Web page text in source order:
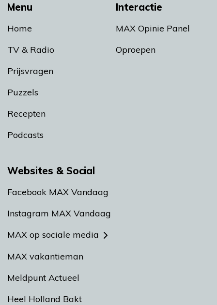
Menu
Home
TV & Radio
Prijsvragen
Puzzels
Recepten
Podcasts
Interactie
MAX Opinie Panel
Oproepen
Websites & Social
Facebook MAX Vandaag
Instagram MAX Vandaag
MAX op sociale media
MAX vakantieman
Meldpunt Actueel
Heel Holland Bakt